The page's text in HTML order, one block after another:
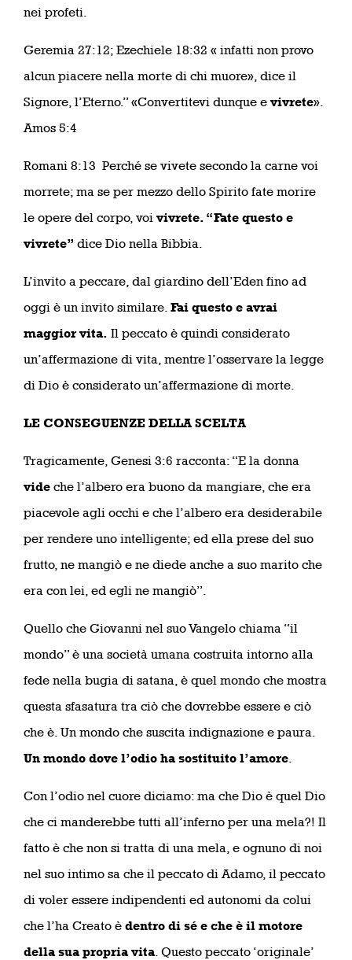
nei profeti.
Geremia 27:12; Ezechiele 18:32 « infatti non provo
alcun piacere nella morte di chi muore», dice il
Signore, l’Eterno.” «Convertitevi dunque e vivrete».
Amos 5:4
Romani 8:13 Perché se vivete secondo la carne voi
morrete; ma se per mezzo dello Spirito fate morire
le opere del corpo, voi vivrete. “Fate questo e
vivrete” dice Dio nella Bibbia.
L’invito a peccare, dal giardino dell’Eden fino ad
oggi è un invito similare. Fai questo e avrai
maggior vita. Il peccato è quindi considerato
un’affermazione di vita, mentre l’osservare la legge
di Dio è considerato un’affermazione di morte.
LE CONSEGUENZE DELLA SCELTA
Tragicamente, Genesi 3:6 racconta: “E la donna
vide che l’albero era buono da mangiare, che era
piacevole agli occhi e che l’albero era desiderabile
per rendere uno intelligente; ed ella prese del suo
frutto, ne mangiò e ne diede anche a suo marito che
era con lei, ed egli ne mangiò”.
Quello che Giovanni nel suo Vangelo chiama “il
mondo” è una società umana costruita intorno alla
fede nella bugia di satana, è quel mondo che mostra
questa sfasatura tra ciò che dovrebbe essere e ciò
che è. Un mondo che suscita indignazione e paura.
Un mondo dove l’odio ha sostituito l’amore
Con l’odio nel cuore diciamo: ma che Dio è quel Dio
che ci manderebbe tutti all’inferno per una mela?! Il
fatto è che non si tratta di una mela, e ognuno di noi
nel suo intimo sa che il peccato di Adamo, il peccato
di voler essere indipendenti ed autonomi da colui
che l’ha Creato è dentro di sé e che è il motore
della sua propria vita. Questo peccato ‘originale’